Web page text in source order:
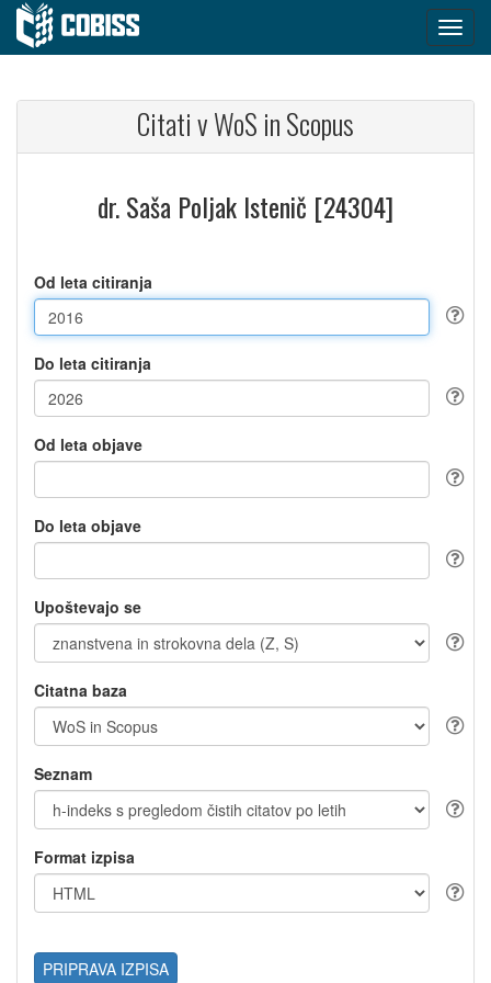
Citati v WoS in Scopus
dr. Saša Poljak Istenič [24304]
Od leta citiranja
Do leta citiranja
Od leta objave
Do leta objave
Upoštevajo se
Citatna baza
Seznam
Format izpisa
PRIPRAVA IZPISA